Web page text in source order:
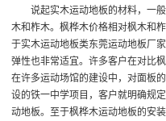
说起实木运动地板的材料，一
木和柞木。枫桦木价格相对枫木和
于实木运动地板类东莞运动地板厂家
弹性也非常适宜。许多客户在对比
在许多运动场馆的建设中，对面板
设的铁一中学项目，客户就明确规
动地板。至于枫桦木运动地板的安